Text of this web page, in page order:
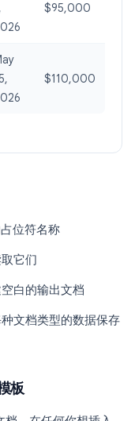
$95,000
$110,000
位符名称
它们
白的输出文档
文档类型的数据保存
板